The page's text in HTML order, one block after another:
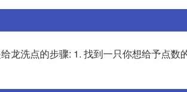
龙洗点的步骤: 1. 找到一只你想给予点数